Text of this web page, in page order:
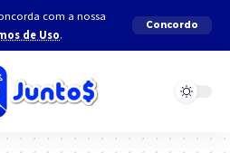
com a nossa
de Uso.
Concordo